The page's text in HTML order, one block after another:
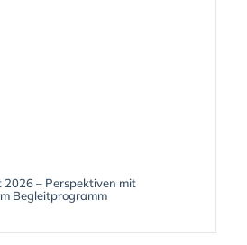
2026 – Perspektiven mit
Begleitprogramm